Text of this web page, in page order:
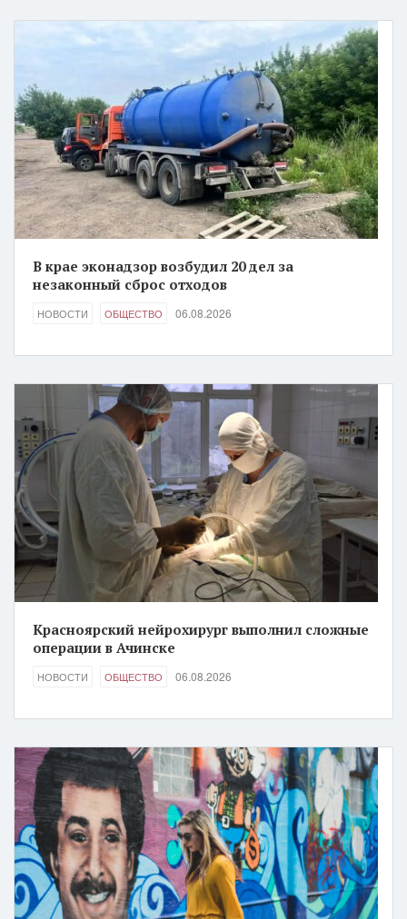
В крае эконадзор возбудил 20 дел за
незаконный сброс отходов
НОВОСТИ ОБЩЕСТВО 06.08.2026
Красноярский нейрохирург выполнил сложные
операции в Ачинске
НОВОСТИ ОБЩЕСТВО 06.08.2026